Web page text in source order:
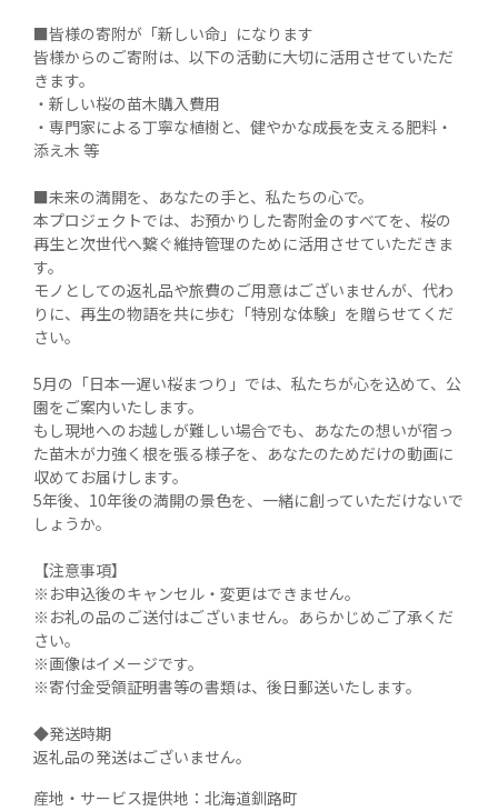
■皆様の寄附が「新しい命」になります
皆様からのご寄附は、以下の活動に大切に活用させていただ
きます。
・新しい桜の苗木購入費用
・専門家による丁寧な植樹と、健やかな成長を支える肥料・
添え木 等
■未来の満開を、あなたの手と、私たちの心で。
本プロジェクトでは、お預かりした寄附金のすべてを、桜の
再生と次世代へ繋ぐ維持管理のために活用させていただきま
す。
モノとしての返礼品や旅費のご用意はございませんが、代わ
りに、再生の物語を共に歩む「特別な体験」を贈らせてくだ
さい。
5月の「日本一遅い桜まつり」では、私たちが心を込めて、公
園をご案内いたします。
もし現地へのお越しが難しい場合でも、あなたの想いが宿っ
た苗木が力強く根を張る様子を、あなたのためだけの動画に
収めてお届けします。
5年後、10年後の満開の景色を、一緒に創っていただけないで
しょうか。
【注意事項】
※お申込後のキャンセル・変更はできません。
※お礼の品のご送付はございません。あらかじめご了承くだ
さい。
※画像はイメージです。
※寄付金受領証明書等の書類は、後日郵送いたします。
◆発送時期
返礼品の発送はございません。
産地・サービス提供地： 北海道釧路町